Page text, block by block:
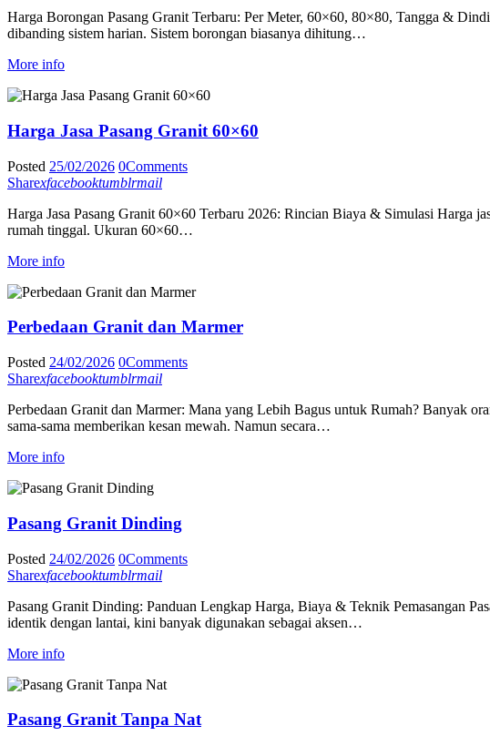
Harga Borongan Pasang Granit Terbaru: Per Meter, 60×60, 80×80, Tangga &
dibanding sistem harian. Sistem borongan biasanya dihitung…
More info
Harga Jasa Pasang Granit 60×60
Posted 25/02/2026 0Comments
Sharexfacebooktumblrmail
Harga Jasa Pasang Granit 60×60 Terbaru 2026: Rincian Biaya & Simulasi Harga
rumah tinggal. Ukuran 60×60…
More info
Perbedaan Granit dan Marmer
Posted 24/02/2026 0Comments
Sharexfacebooktumblrmail
Perbedaan Granit dan Marmer: Mana yang Lebih Bagus untuk Rumah? Banyak
sama-sama memberikan kesan mewah. Namun secara…
More info
Pasang Granit Dinding
Posted 24/02/2026 0Comments
Sharexfacebooktumblrmail
Pasang Granit Dinding: Panduan Lengkap Harga, Biaya & Teknik Pemasangan
identik dengan lantai, kini banyak digunakan sebagai aksen…
More info
Pasang Granit Tanpa Nat